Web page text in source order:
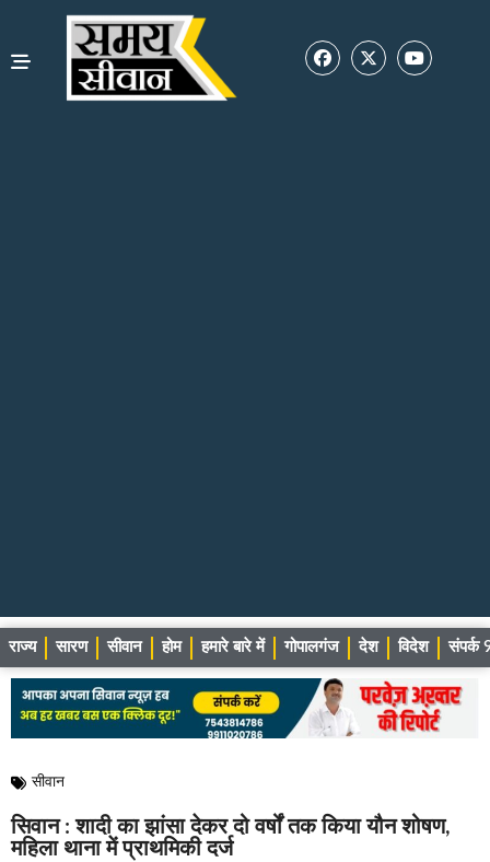
राज्य सारण सीवान होम हमारे बारे में गोपालगंज देश विदेश संपर्क
सीवान
सिवान : शादी का झांसा देकर दो वर्षों तक किया यौन शोषण,
महिला थाना में प्राथमिकी दर्ज